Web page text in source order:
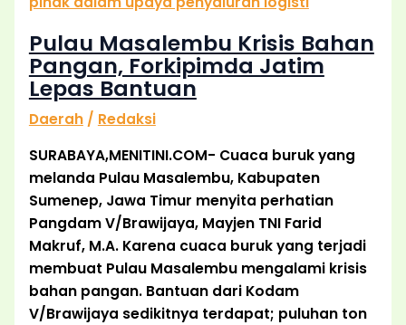
Pulau Masalembu Krisis Bahan
Pangan, Forkipimda Jatim
Lepas Bantuan
Daerah/ Redaksi
SURABAYA,MENITINI.COM- Cuaca buruk yang
melanda Pulau Masalembu, Kabupaten
Sumenep, Jawa Timur menyita perhatian
Pangdam V/Brawijaya, Mayjen TNI Farid
Makruf, M.A. Karena cuaca buruk yang terjadi
membuat Pulau Masalembu mengalami krisis
bahan pangan. Bantuan dari Kodam
V/Brawijaya sedikitnya terdapat; puluhan ton